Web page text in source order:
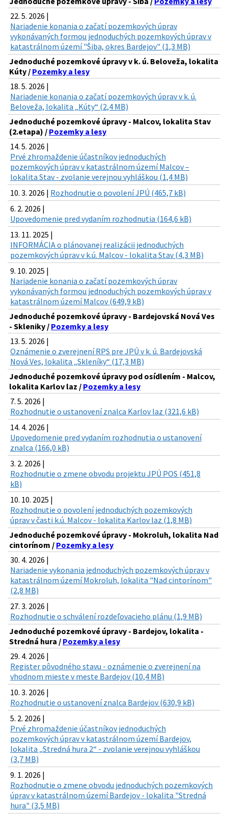
22. 5. 2026 |
Nariadenie konania o začatí pozemkových úprav
vykonávaných formou jednoduchých pozemkových úprav v
katastrálnom území "Šiba, okres Bardejov" (1,3 MB)
Jednoduché pozemkové úpravy v k. ú. Beloveža, lokalita
Kúty / Pozemky a lesy
18. 5. 2026 |
Nariadenie konania o začatí pozemkových úprav v k. ú.
Beloveža, lokalita „Kúty“ (2,4 MB)
Jednoduché pozemkové úpravy - Malcov, lokalita Stav
(2.etapa) / Pozemky a lesy
14. 5. 2026 |
Prvé zhromaždenie účastníkov jednoduchých
pozemkových úprav v katastrálnom území Malcov –
lokalita Stav - zvolanie verejnou vyhláškou (1,4 MB)
10. 3. 2026 | Rozhodnutie o povolení JPÚ (465,7 kB)
6. 2. 2026 |
Upovedomenie pred vydaním rozhodnutia (164,6 kB)
13. 11. 2025 |
INFORMÁCIA o plánovanej realizácii jednoduchých
pozemkových úprav v k.ú. Malcov - lokalita Stav (4,3 MB)
9. 10. 2025 |
Nariadenie konania o začatí pozemkových úprav
vykonávaných formou jednoduchých pozemkových úprav v
katastrálnom území Malcov (649,9 kB)
Jednoduché pozemkové úpravy - Bardejovská Nová Ves
- Skleniky / Pozemky a lesy
13. 5. 2026 |
Oznámenie o zverejnení RPS pre JPÚ v k. ú. Bardejovská
Nová Ves, lokalita „Skleníky“ (17,3 MB)
Jednoduché pozemkové úpravy pod osídlením - Malcov,
lokalita Karlov laz / Pozemky a lesy
7. 5. 2026 |
Rozhodnutie o ustanovení znalca Karlov laz (321,6 kB)
14. 4. 2026 |
Upovedomenie pred vydaním rozhodnutia o ustanovení
znalca (166,0 kB)
3. 2. 2026 |
Rozhodnutie o zmene obvodu projektu JPÚ POS (451,8
kB)
10. 10. 2025 |
Rozhodnutie o povolení jednoduchých pozemkových
úprav v časti k.ú. Malcov - lokalita Karlov laz (1,8 MB)
Jednoduché pozemkové úpravy - Mokroluh, lokalita Nad
cintorínom / Pozemky a lesy
30. 4. 2026 |
Nariadenie vykonania jednoduchých pozemkových úprav v
katastrálnom území Mokroluh, lokalita "Nad cintorínom"
(2,8 MB)
27. 3. 2026 |
Rozhodnutie o schválení rozdeľovacieho plánu (1,9 MB)
Jednoduché pozemkové úpravy - Bardejov, lokalita -
Stredná hura / Pozemky a lesy
29. 4. 2026 |
Register pôvodného stavu - oznámenie o zverejnení na
vhodnom mieste v meste Bardejov (10,4 MB)
10. 3. 2026 |
Rozhodnutie o ustanovení znalca Bardejov (630,9 kB)
5. 2. 2026 |
Prvé zhromaždenie účastníkov jednoduchých
pozemkových úprav v katastrálnom území Bardejov,
lokalita „Stredná hura 2“ - zvolanie verejnou vyhláškou
(3,7 MB)
9. 1. 2026 |
Rozhodnutie o zmene obvodu jednoduchých pozemkových
úprav v katastrálnom území Bardejov - lokalita "Stredná
hura" (3,5 MB)